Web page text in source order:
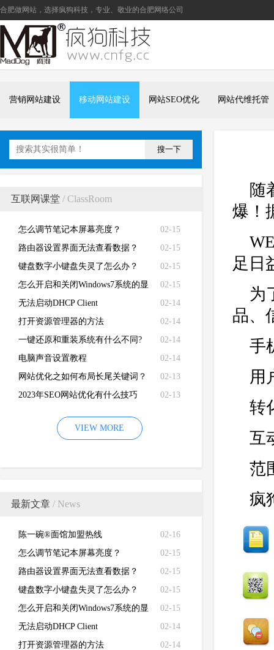
合肥做网站 ，选择疯狗科技，专业、敬业的合肥网络公司
营销网站建设 移动网站建设 网站SEO优化 网站代维托管
搜一下
互联网课堂 / ClassRoom
02-15
怎么调节笔记本屏幕亮度？
02-15
路由器设置界面无法查看数据？
02-15
键盘数字小键盘失灵了怎么办？
02-15
怎么开启和关闭Windows7系统的显
卡硬件加速功能
02-14
无法启动DHCP Client
02-14
打开资源管理器的方法
02-14
一键还原和重装系统有什么不同?
02-14
电脑声音设置教程
02-13
网站优化之如何布局长尾关键词？
02-13
2023年SEO网站优化有什么技巧
VIEW MORE
最新文章 / News
02-16
陈一碗®面馆加盟热线
02-15
怎么调节笔记本屏幕亮度？
02-15
路由器设置界面无法查看数据？
02-15
键盘数字小键盘失灵了怎么办？
02-15
怎么开启和关闭Windows7系统的显
卡硬件加速功能
02-14
无法启动DHCP Client
02-14
打开资源管理器的方法
随
爆！
足日
为
品、
手
用
转
互
范
疯